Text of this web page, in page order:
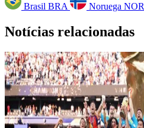
Brasil BRA Noruega NOR
Notícias relacionadas